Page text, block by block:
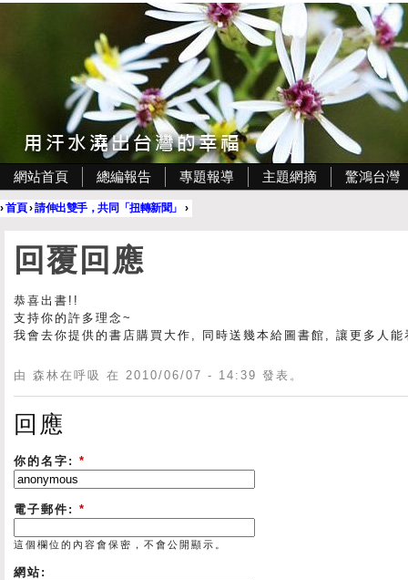
網站首頁 總編報告 專題報導 主題網摘 驚鴻台灣
›首頁›請伸出雙手，共同「扭轉新聞」 ›
回覆回應
恭喜出書!!
支持你的許多理念~
我會去你提供的書店購買大作, 同時送幾本給圖書館, 讓更多人
由 森林在呼吸 在 2010/06/07 - 14:39 發表。
回應
你的名字: *
電子郵件: *
這個欄位的內容會保密，不會公開顯示。
網站: